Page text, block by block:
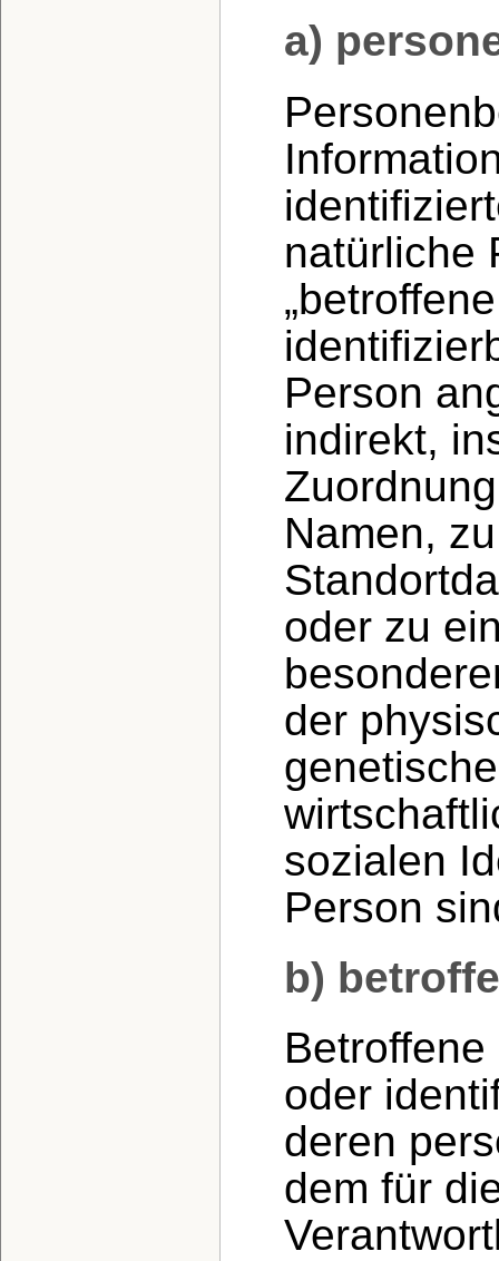
a)
natürliche
Person
indirekt,
Namen,
oder zu
der
sozialen
Person
b)
oder
deren
dem für